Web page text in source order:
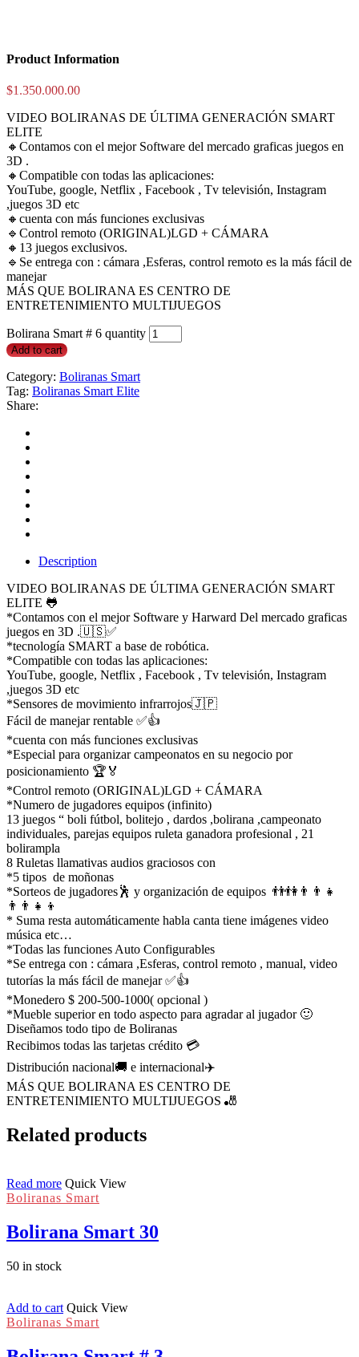
Product Information
$1.350.000.00
VIDEO BOLIRANAS DE ÚLTIMA GENERACIÓN SMART
ELITE
🔸Contamos con el mejor Software del mercado graficas juegos en
3D .
🔸Compatible con todas las aplicaciones:
YouTube, google, Netflix , Facebook , Tv televisión, Instagram
,juegos 3D etc
🔸cuenta con más funciones exclusivas
🔹Control remoto (ORIGINAL)LGD + CÁMARA
🔸13 juegos exclusivos.
🔹Se entrega con : cámara ,Esferas, control remoto es la más fácil de
manejar
MÁS QUE BOLIRANA ES CENTRO DE
ENTRETENIMIENTO MULTIJUEGOS
Bolirana Smart # 6 quantity
Add to cart
Category: Boliranas Smart
Tag: Boliranas Smart Elite
Share:
Description
VIDEO BOLIRANAS DE ÚLTIMA GENERACIÓN SMART
ELITE 🐸
*Contamos con el mejor Software y Harward Del mercado graficas
juegos en 3D .🇺🇸✅
*tecnología SMART a base de robótica.
*Compatible con todas las aplicaciones:
YouTube, google, Netflix , Facebook , Tv televisión, Instagram
,juegos 3D etc
*Sensores de movimiento infrarrojos🇯🇵
Fácil de manejar rentable ✅👍
*cuenta con más funciones exclusivas
*Especial para organizar campeonatos en su negocio por
posicionamiento 🏆🏅
*Control remoto (ORIGINAL)LGD + CÁMARA
*Numero de jugadores equipos (infinito)
13 juegos “ boli fútbol, bolitejo , dardos ,bolirana ,campeonato
individuales, parejas equipos ruleta ganadora profesional , 21
bolirampla
8 Ruletas llamativas audios graciosos con
*5 tipos de moñonas
*Sorteos de jugadores🕺 y organización de equipos 👬👫👨‍👨‍👧
👨‍👨‍👧‍👦
* Suma resta automáticamente habla canta tiene imágenes video
música etc…
*Todas las funciones Auto Configurables
*Se entrega con : cámara ,Esferas, control remoto , manual, video
tutorías la más fácil de manejar ✅👍
*Monedero $ 200-500-1000( opcional )
*Mueble superior en todo aspecto para agradar al jugador 🙂
Diseñamos todo tipo de Boliranas
Recibimos todas las tarjetas crédito 💳
Distribución nacional🚚 e internacional✈️
MÁS QUE BOLIRANA ES CENTRO DE
ENTRETENIMIENTO MULTIJUEGOS 🎳
Related products
Read more Quick View
Boliranas Smart
Bolirana Smart 30
50 in stock
Add to cart Quick View
Boliranas Smart